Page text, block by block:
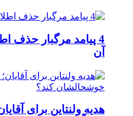
4 پیامد مرگبار حذف
آن
هدیه ولنتاین برای